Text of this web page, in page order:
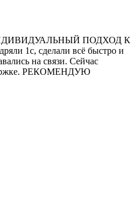
ПОДХОД К
1с, сделали всё быстро и
на связи. Сейчас
РЕКОМЕНДУЮ